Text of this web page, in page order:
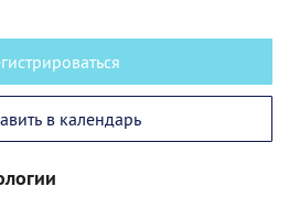
в календарь